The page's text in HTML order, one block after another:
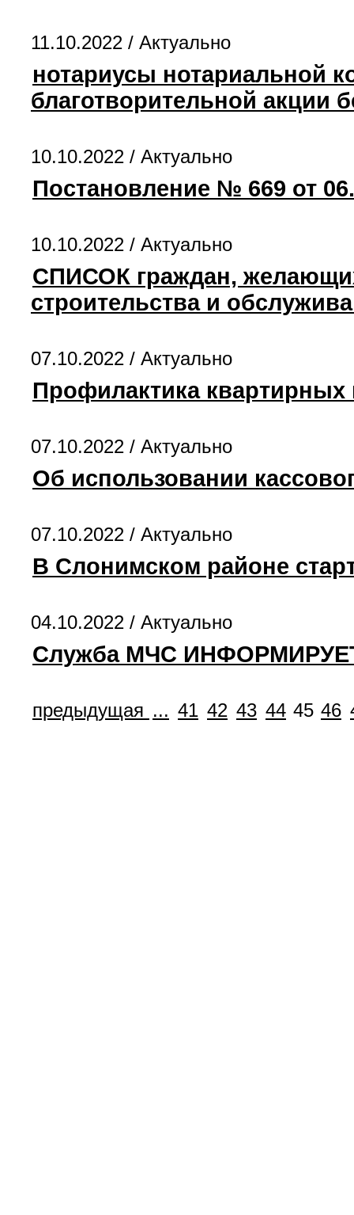
11.10.2022 / Актуально
нотариусы нотариальной
благотворительной акции
10.10.2022 / Актуально
Постановление № 669 от
10.10.2022 / Актуально
СПИСОК граждан,
строительства и
07.10.2022 / Актуально
Профилактика квартирных
07.10.2022 / Актуально
Об использовании
07.10.2022 / Актуально
В Слонимском районе
04.10.2022 / Актуально
Служба МЧС
предыдущая ... 41 42 43 44 45 46